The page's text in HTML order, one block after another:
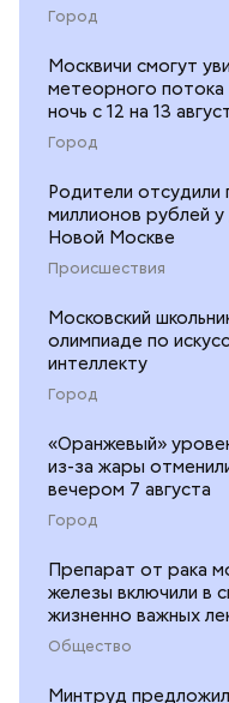
Город
Москвичи смогут
метеорного
ночь с 12 на 13
Город
Родители отсудили
миллионов рублей
Новой Москве
Происшествия
Московский
олимпиаде по
интеллекту
Город
«Оранжевый»
из-за жары
вечером 7 августа
Город
Препарат от рака
железы включили в
жизненно важных
Общество
Минтруд